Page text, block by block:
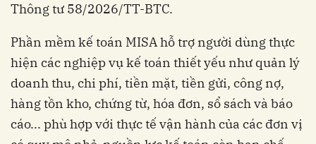
Thông tư 58/2026/TT-BTC.
Phần mềm kế toán MISA hỗ trợ người dùng thực
hiện các nghiệp vụ kế toán thiết yếu như quản lý
doanh thu, chi phí, tiền mặt, tiền gửi, công nợ,
hàng tồn kho, chứng từ, hóa đơn, sổ sách và báo
cáo... phù hợp với thực tế vận hành của các đơn vị